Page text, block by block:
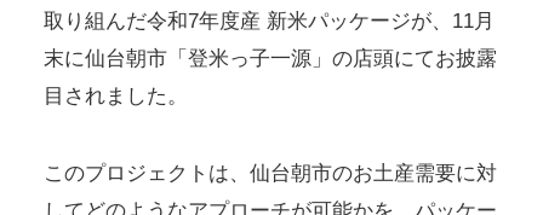
取り組んだ令和7年度産 新米パッケージが、11月
末に仙台朝市「登米っ子一源」の店頭にてお披露
目されました。
このプロジェクトは、仙台朝市のお土産需要に対